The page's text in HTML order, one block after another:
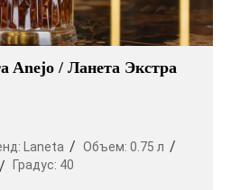
Anejo / Ланета Экстра
Laneta Объем: 0.75 л
Градус: 40